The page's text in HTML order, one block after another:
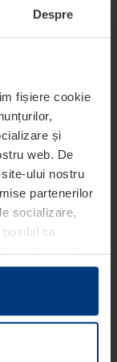
Despre
fișiere cookie
și
web. De
ului nostru
partenerilor
socializare,
ca
cu alte
dispoziția
utilizării
cookie pe
acestea sunt